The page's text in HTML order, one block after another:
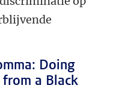
Doing
a Black